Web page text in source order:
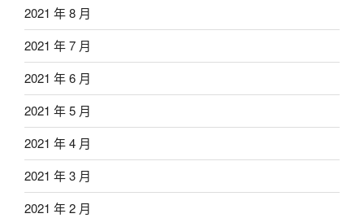
2021 年 8 月
2021 年 7 月
2021 年 6 月
2021 年 5 月
2021 年 4 月
2021 年 3 月
2021 年 2 月